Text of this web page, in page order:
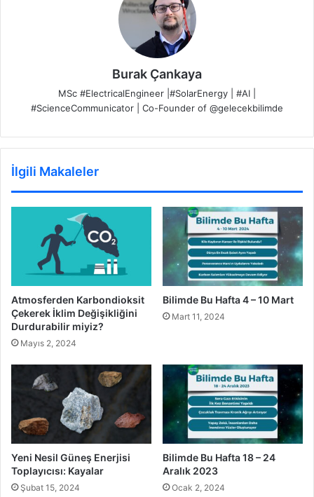
Burak Çankaya
MSc #ElectricalEngineer |#SolarEnergy | #AI |
#ScienceCommunicator | Co-Founder of @gelecekbilimde
İlgili Makaleler
Atmosferden Karbondioksit
Çekerek İklim Değişikliğini
Durdurabilir miyiz?
Mayıs 2, 2024
Bilimde Bu Hafta 4 – 10 Mart
Mart 11, 2024
Yeni Nesil Güneş Enerjisi
Toplayıcısı: Kayalar
Şubat 15, 2024
Bilimde Bu Hafta 18 – 24
Aralık 2023
Ocak 2, 2024